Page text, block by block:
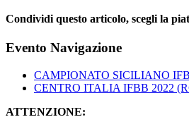
Condividi questo articolo, scegli la
Facebook
X
Reddit
LinkedIn
WhatsApp
Telegram
Tumblr
Pinterest
Email
Evento Navigazione
CAMPIONATO SICILIANO
CENTRO ITALIA IFBB 2022
ATTENZIONE: